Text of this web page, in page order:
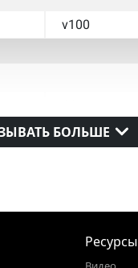
v100
БОЛЬШЕ
Ресурсы